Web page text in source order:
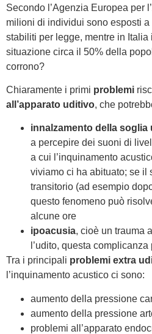
Secondo l’Agenzia Europea per
milioni di individui sono esposti
stabiliti per legge, mentre in
situazione circa il 50% della
corrono?
Chiaramente i primi problemi
all’apparato uditivo, che
innalzamento della soglia
a percepire dei suoni di
a cui l’inquinamento
viviamo ci ha abituato; se il
transitorio (ad esempio
questo fenomeno può
alcune ore
ipoacusia, cioè un trauma
l’udito, questa
Tra i principali problemi extra
l’inquinamento acustico ci sono:
aumento della pressione
aumento della pressione
problemi all’apparato